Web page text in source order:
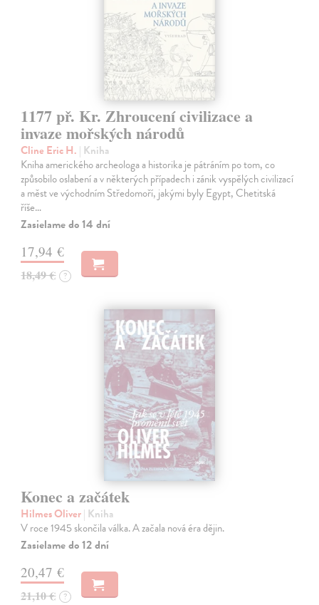
1177 př. Kr. Zhroucení civilizace a
invaze mořských národů
Cline Eric H. | Kniha
Kniha amerického archeologa a historika je pátráním po tom, co
způsobilo oslabení a v některých případech i zánik vyspělých civilizací
a měst ve východním Středomoří, jakými byly Egypt, Chetitská
říše…
Zasielame do 14 dní
17,94 €
18,49 € ?
Konec a začátek
Hilmes Oliver| Kniha
V roce 1945 skončila válka. A začala nová éra dějin.
Zasielame do 12 dní
20,47 €
21,10 € ?